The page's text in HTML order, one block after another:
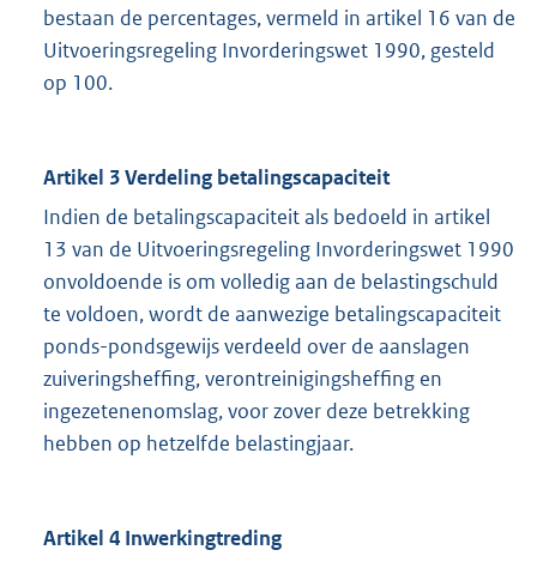
bestaan de percentages, vermeld in artikel 16 van de
Uitvoeringsregeling Invorderingswet 1990, gesteld
op 100.
Artikel 3 Verdeling betalingscapaciteit
Indien de betalingscapaciteit als bedoeld in artikel
13 van de Uitvoeringsregeling Invorderingswet 1990
onvoldoende is om volledig aan de belastingschuld
te voldoen, wordt de aanwezige betalingscapaciteit
ponds-pondsgewijs verdeeld over de aanslagen
zuiveringsheffing, verontreinigingsheffing en
ingezetenenomslag, voor zover deze betrekking
hebben op hetzelfde belastingjaar.
Artikel 4 Inwerkingtreding